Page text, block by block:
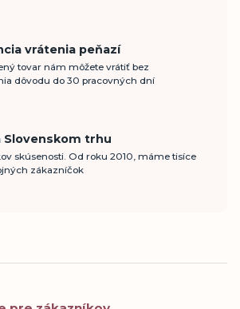
vrátenia peňazí
tovar nám môžete vrátiť bez
dôvodu do 30 pracovných dní
Slovenskom trhu
skúsenosti. Od roku 2010, máme tisíce
zákazníčok